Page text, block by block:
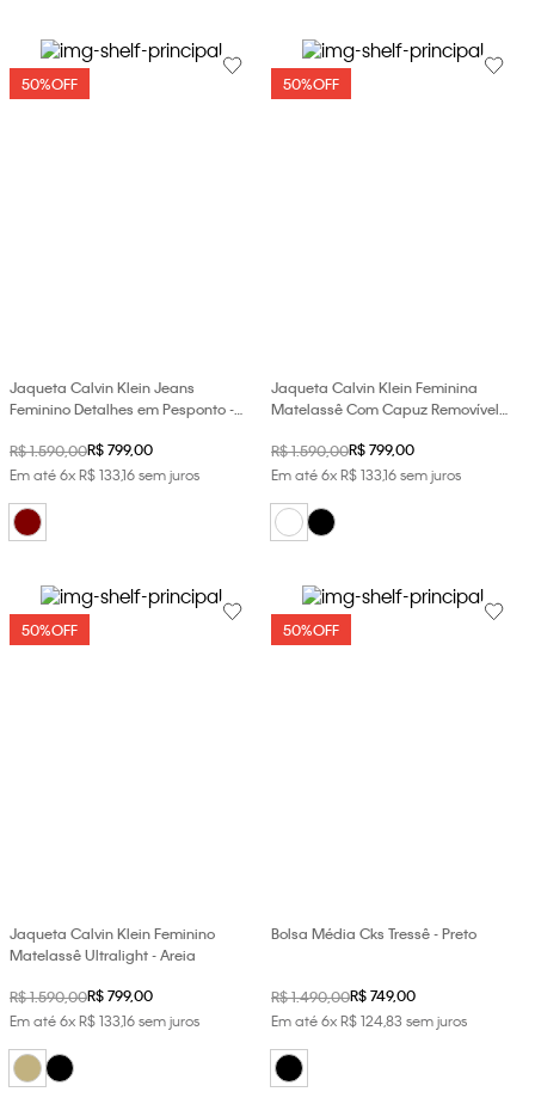
50%OFF
Jaqueta Calvin Klein Jeans
Feminino Detalhes em Pesponto -
R$1.590,00R$799,00
Em até6xR$13316sem juros
50%OFF
Jaqueta Calvin Klein Feminina
Matelassê Com Capuz Removível -
R$1.590,00R$799,00
Em até6xR$13316sem juros
50%OFF
Jaqueta Calvin Klein Feminino
Matelassê Ultralight - Areia
R$1.590,00R$799,00
Em até6xR$13316sem juros
50%OFF
Bolsa Média Cks Tressê - Preto
R$1.490,00R$749,00
Em até6xR$12483 sem juros